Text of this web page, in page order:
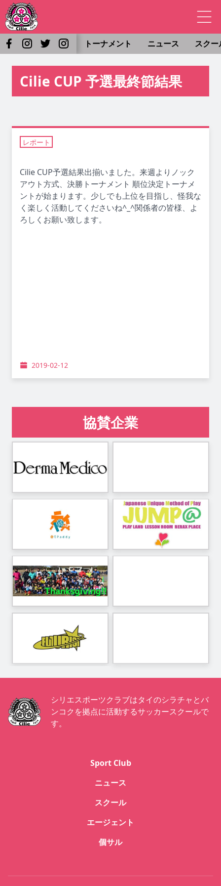
トーナメント ニュース スクー
Cilie CUP 予選最終節結果
レポート
Cilie CUP予選結果出揃いました。来週よりノック
アウト方式、決勝トーナメント 順位決定トーナメ
ントが始まります。少しでも上位を目指し、怪我な
く楽しく活動してくださいね^_^関係者の皆様、よ
ろしくお願い致します。
2019-02-12
協賛企業
シリエスポーツクラブはタイのシラチャとバ
ンコクを拠点に活動するサッカースクールで
す。
Sport Club
ニュース
スクール
エージェント
個サル